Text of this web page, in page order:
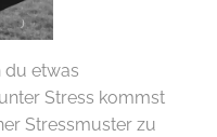
du etwas
Stress kommst
Stressmuster zu